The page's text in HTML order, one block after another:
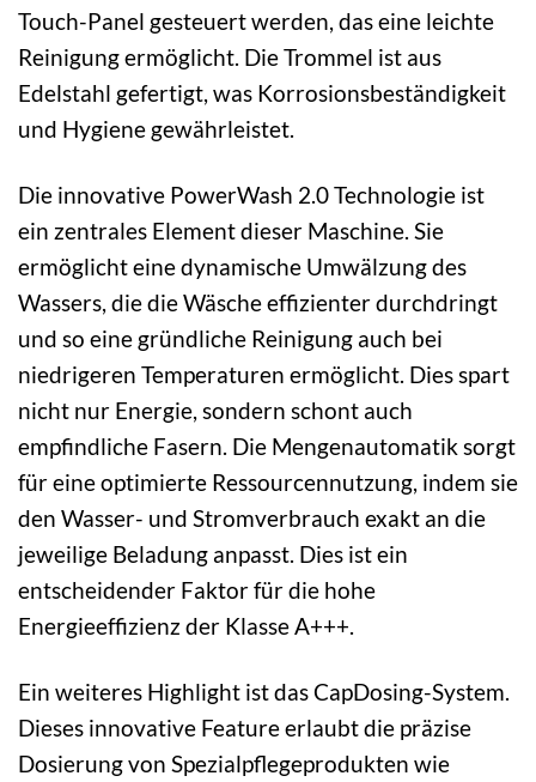
Touch-Panel gesteuert werden, das eine leichte
Reinigung ermöglicht. Die Trommel ist aus
Edelstahl gefertigt, was Korrosionsbeständigkeit
und Hygiene gewährleistet.
Die innovative PowerWash 2.0 Technologie ist
ein zentrales Element dieser Maschine. Sie
ermöglicht eine dynamische Umwälzung des
Wassers, die die Wäsche effizienter durchdringt
und so eine gründliche Reinigung auch bei
niedrigeren Temperaturen ermöglicht. Dies spart
nicht nur Energie, sondern schont auch
empfindliche Fasern. Die Mengenautomatik sorgt
für eine optimierte Ressourcennutzung, indem sie
den Wasser- und Stromverbrauch exakt an die
jeweilige Beladung anpasst. Dies ist ein
entscheidender Faktor für die hohe
Energieeffizienz der Klasse A+++.
Ein weiteres Highlight ist das CapDosing-System.
Dieses innovative Feature erlaubt die präzise
Dosierung von Spezialpflegeprodukten wie